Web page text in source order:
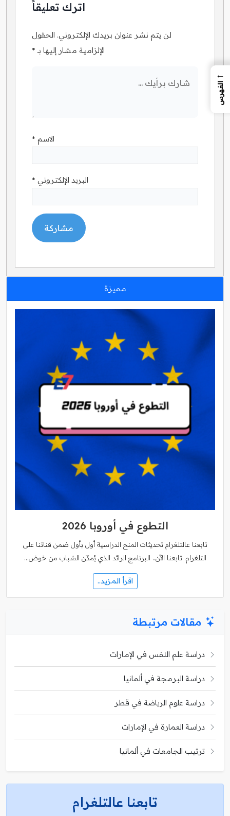
اترك تعليقاً
لن يتم نشر عنوان بريدك الإلكتروني. الحقول
الإلزامية مشار إليها بـ *
الاسم *
البريد الإلكتروني *
مميزة
التطوع في أوروبا 2026
تابعنا عالتلغرام تحديثات المنح الدراسية أول بأول ضمن قناتنا على
التلغرام. تابعنا الآن.. البرنامج الرائد الذي يُمكّن الشباب من خوض…
اقرأ المزيد..
مقالات مرتبطة
دراسة علم النفس في الإمارات
دراسة البرمجة في ألمانيا
دراسة علوم الرياضة في قطر
دراسة العمارة في الإمارات
ترتيب الجامعات في ألمانيا
تابعنا عالتلغرام
←
الفهرس